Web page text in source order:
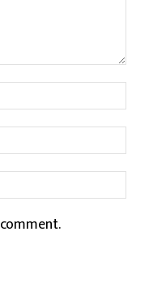
Name:*
Email:*
Website: